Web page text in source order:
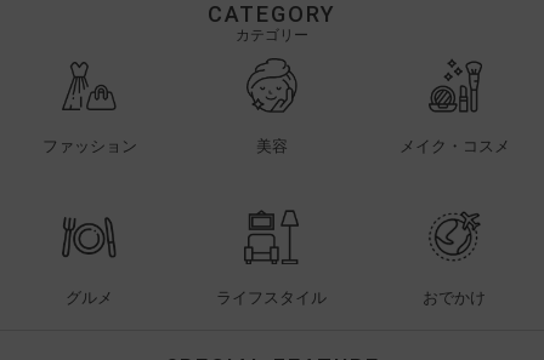
CATEGORY
カテゴリー
ファッション 美容 メイク・コスメ
グルメ ライフスタイル おでかけ